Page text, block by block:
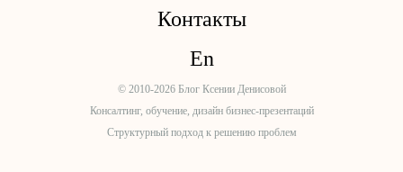
Контакты
En
© 2010-2026 Блог Ксении Денисовой
Консалтинг, обучение, дизайн бизнес-презентаций
Структурный подход к решению проблем